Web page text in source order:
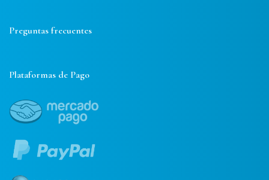
Preguntas frecuentes
Plataformas de Pago